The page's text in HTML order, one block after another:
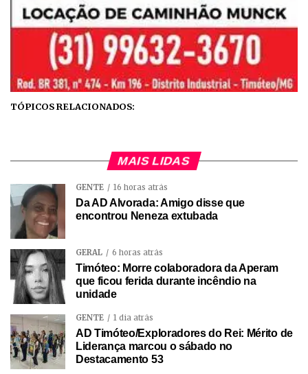
TÓPICOS RELACIONADOS:
MAIS LIDAS
GENTE 16 horas atrás
Da AD Alvorada: Amigo disse que
encontrou Neneza extubada
GERAL 6 horas atrás
Timóteo: Morre colaboradora da Aperam
que ficou ferida durante incêndio na
unidade
GENTE 1 dia atrás
AD Timóteo/Exploradores do Rei: Mérito de
Liderança marcou o sábado no
Destacamento 53